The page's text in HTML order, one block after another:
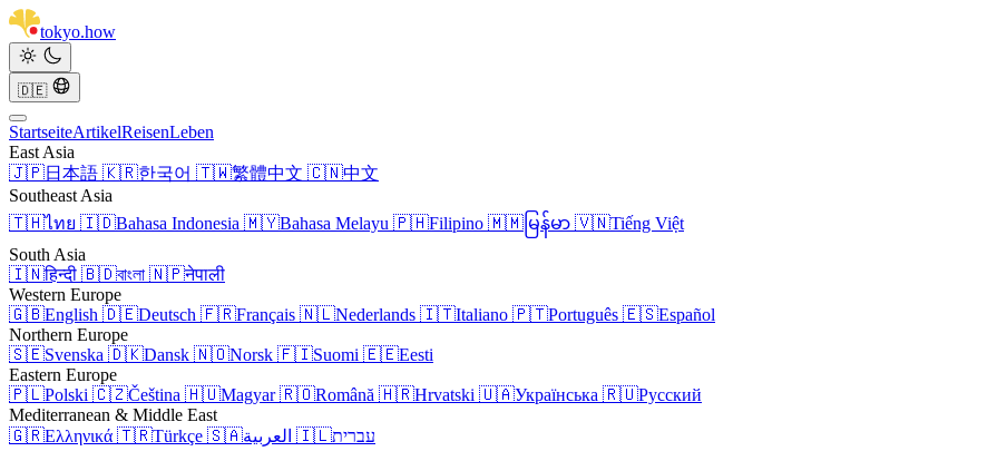
tokyo.how
🇩🇪
StartseiteArtikelReisenLeben
East Asia
🇯🇵日本語 🇰🇷한국어 🇹🇼繁體中文 🇨🇳中文
Southeast Asia
🇹🇭ไทย 🇮🇩Bahasa Indonesia 🇲🇾Bahasa Melayu 🇵🇭Filipino 🇲🇲 မြန်မာ 🇻🇳Tiếng Việt
South Asia
🇮🇳हिन्दी 🇧🇩বাংলা 🇳🇵नेपाली
Western Europe
🇬🇧English 🇩🇪Deutsch 🇫🇷Français 🇳🇱Nederlands 🇮🇹Italiano 🇵🇹Português 🇪🇸Español
Northern Europe
🇸🇪Svenska 🇩🇰Dansk 🇳🇴Norsk 🇫🇮Suomi 🇪🇪Eesti
Eastern Europe
🇵🇱Polski 🇨🇿Čeština 🇭🇺Magyar🇷🇴Română 🇭🇷Hrvatski 🇺🇦Українська 🇷🇺Русский
Mediterranean & Middle East
🇬🇷Ελληνικά 🇹🇷Türkçe 🇸🇦 🇮🇱עברית